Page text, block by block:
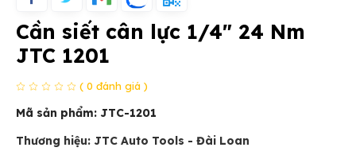
Cần siết cân lực 1/4" 24 Nm
JTC 1201
( 0 đánh giá )
Mã sản phẩm: JTC-1201
Thương hiệu: JTC Auto Tools - Đài Loan